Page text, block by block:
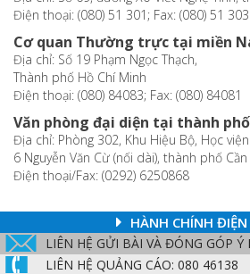
Điện thoại: (080) 51 301; Fax: (080) 51 303
Cơ quan Thường trực tại miền
Địa chỉ: Số 19 Phạm Ngọc Thạch,
Thành phố Hồ Chí Minh
Điện thoại: (080) 84083; Fax: (080) 84081
Văn phòng đại diện tại thành
Địa chỉ: Phòng 302, Khu Hiệu Bộ, Học
6 Nguyễn Văn Cừ (nối dài), thành phố Cần
Điện thoại/Fax: (0292) 6250868
HÀNH CHÍNH
LIÊN HỆ GỬI BÀI VÀ ĐÓNG GÓP Ý
LIÊN HỆ QUẢNG CÁO: 080 46138